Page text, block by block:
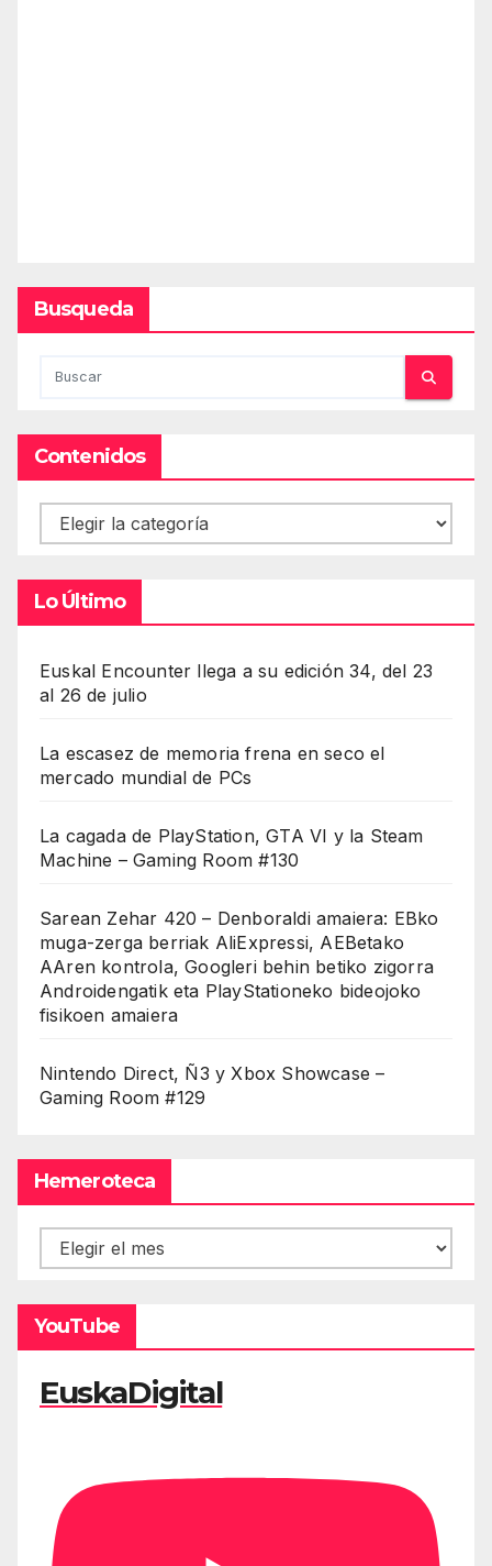
Busqueda
Contenidos
Contenidos
Lo Último
Euskal Encounter llega a su edición 34, del 23
al 26 de julio
La escasez de memoria frena en seco el
mercado mundial de PCs
La cagada de PlayStation, GTA VI y la Steam
Machine – Gaming Room #130
Sarean Zehar 420 – Denboraldi amaiera: EBko
muga-zerga berriak AliExpressi, AEBetako
AAren kontrola, Googleri behin betiko zigorra
Androidengatik eta PlayStationeko bideojoko
fisikoen amaiera
Nintendo Direct, Ñ3 y Xbox Showcase –
Gaming Room #129
Hemeroteca
Hemeroteca
YouTube
EuskaDigital